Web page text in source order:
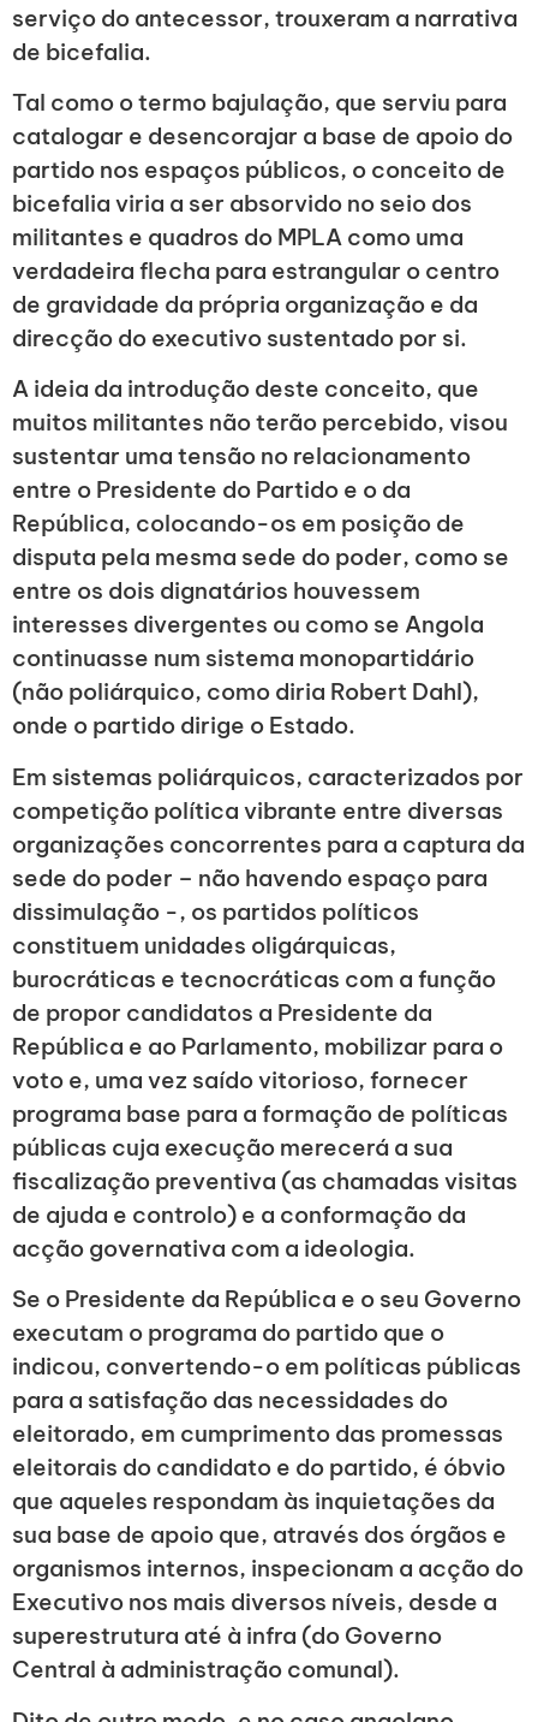
serviço do antecessor, trouxeram a narrativa
de bicefalia.
Tal como o termo bajulação, que serviu para
catalogar e desencorajar a base de apoio do
partido nos espaços públicos, o conceito de
bicefalia viria a ser absorvido no seio dos
militantes e quadros do MPLA como uma
verdadeira flecha para estrangular o centro
de gravidade da própria organização e da
direcção do executivo sustentado por si.
A ideia da introdução deste conceito, que
muitos militantes não terão percebido, visou
sustentar uma tensão no relacionamento
entre o Presidente do Partido e o da
República, colocando-os em posição de
disputa pela mesma sede do poder, como se
entre os dois dignatários houvessem
interesses divergentes ou como se Angola
continuasse num sistema monopartidário
(não poliárquico, como diria Robert Dahl),
onde o partido dirige o Estado.
Em sistemas poliárquicos, caracterizados por
competição política vibrante entre diversas
organizações concorrentes para a captura da
sede do poder – não havendo espaço para
dissimulação -, os partidos políticos
constituem unidades oligárquicas,
burocráticas e tecnocráticas com a função
de propor candidatos a Presidente da
República e ao Parlamento, mobilizar para o
voto e, uma vez saído vitorioso, fornecer
programa base para a formação de políticas
públicas cuja execução merecerá a sua
fiscalização preventiva (as chamadas visitas
de ajuda e controlo) e a conformação da
acção governativa com a ideologia.
Se o Presidente da República e o seu Governo
executam o programa do partido que o
indicou, convertendo-o em políticas públicas
para a satisfação das necessidades do
eleitorado, em cumprimento das promessas
eleitorais do candidato e do partido, é óbvio
que aqueles respondam às inquietações da
sua base de apoio que, através dos órgãos e
organismos internos, inspecionam a acção do
Executivo nos mais diversos níveis, desde a
superestrutura até à infra (do Governo
Central à administração comunal).